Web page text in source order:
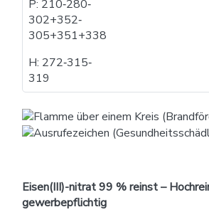
P: 210​‐​280​‐​
302+352​‐​
305+351+338
H: 272​‐​315​‐​
319
Eisen(III)-nitrat 99 % reinst –
gewerbepflichtig